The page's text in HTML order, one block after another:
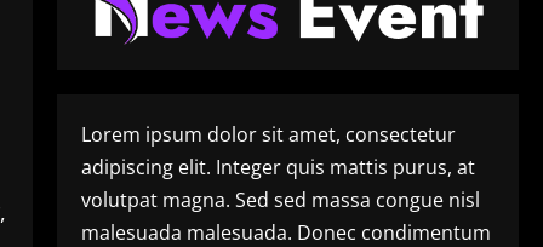
Lorem ipsum dolor sit amet, consectetur
adipiscing elit. Integer quis mattis purus, at
volutpat magna. Sed sed massa congue nisl
malesuada malesuada. Donec condimentum